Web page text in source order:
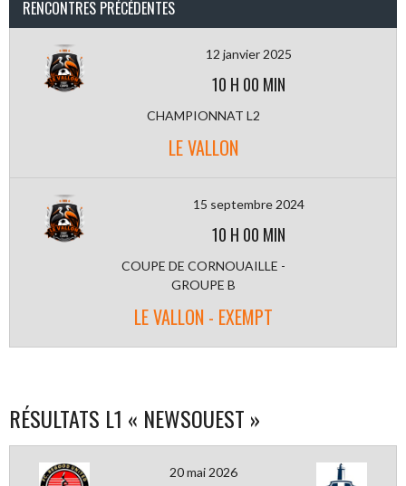
RENCONTRES PRÉCÉDENTES
12 janvier 2025
10 H 00 MIN
CHAMPIONNAT L2
LE VALLON
15 septembre 2024
10 H 00 MIN
COUPE DE CORNOUAILLE -
GROUPE B
LE VALLON - EXEMPT
RÉSULTATS L1 « NEWSOUEST »
20 mai 2026